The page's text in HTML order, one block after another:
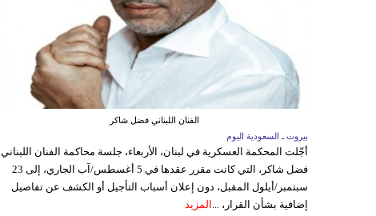
الفنان اللبناني فضل شاكر
بيروت ـ السعودية اليوم
أجّلت المحكمة العسكرية في لبنان، الأربعاء، جلسة محاكمة الفنان اللبناني
فضل شاكر، التي كانت مقرر عقدها في 5 أغسطس/آب الجاري، إلى 23
سبتمبر/أيلول المقبل، دون إعلان أسباب التأجيل أو الكشف عن تفاصيل
إضافية بشأن القرار، ... المزيد